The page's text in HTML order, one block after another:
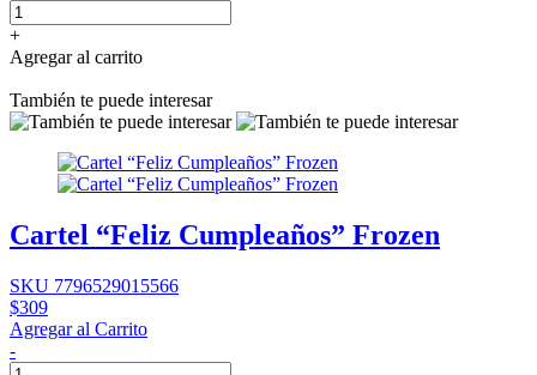
+
Agregar al carrito
También te puede interesar
Cartel “Feliz Cumpleaños” Frozen
SKU 7796529015566
$309
Agregar al Carrito
-